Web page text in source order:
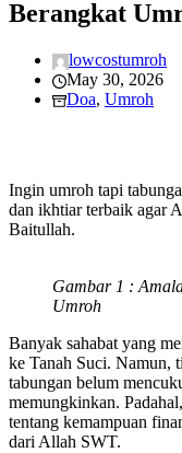
Berangkat
lowcostumroh
May 30, 2026
Doa, Umroh
Ingin umroh tapi
dan ikhtiar terbaik agar
Baitullah.
Gambar 1 :
Umroh
Banyak sahabat yang
ke Tanah Suci. Namun,
tabungan belum
memungkinkan.
tentang kemampuan
dari Allah SWT.